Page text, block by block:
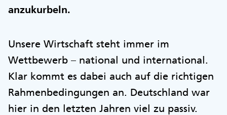
anzukurbeln.
Unsere Wirtschaft steht immer im
Wettbewerb – national und international.
Klar kommt es dabei auch auf die richtigen
Rahmenbedingungen an. Deutschland war
hier in den letzten Jahren viel zu passiv.